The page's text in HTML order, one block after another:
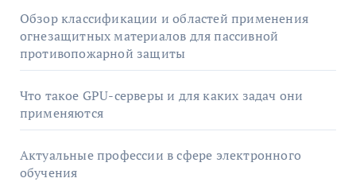
Обзор классификации и областей применения
огнезащитных материалов для пассивной
противопожарной защиты
Что такое GPU-серверы и для каких задач они
применяются
Актуальные профессии в сфере электронного
обучения